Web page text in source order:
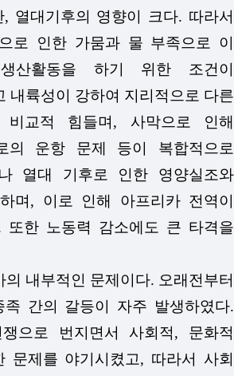
열대기후의 영향이 크다. 따라서
로 인한 가뭄과 물 부족으로 이
산활동을 하기 위한 조건이
내륙성이 강하여 지리적으로 다른
비교적 힘들며, 사막으로 인해
의 운항 문제 등이 복합적으로
열대 기후로 인한 영양실조와
며, 이로 인해 아프리카 전역이
또한 노동력 감소에도 큰 타격을
내부적인 문제이다. 오래전부터
족 간의 갈등이 자주 발생하였다.
으로 번지면서 사회적, 문화적
문제를 야기시켰고, 따라서 사회